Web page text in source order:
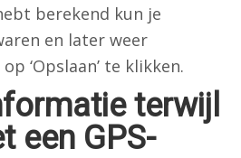
berekend kun je
en later weer
‘Opslaan’ te klikken.
terwijl
een GPS-